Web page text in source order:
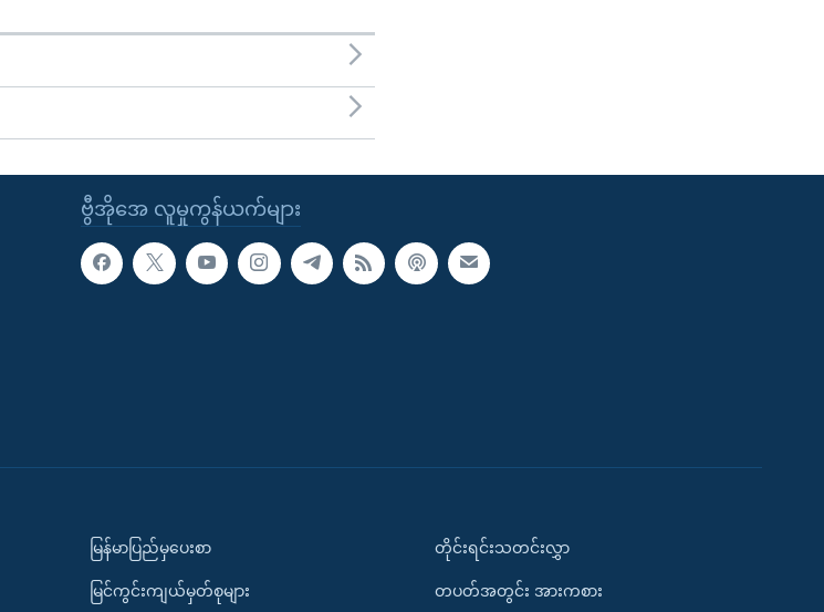
ဗွီအိုအေ လူမှုကွန်ယက်များ
မြန်မာပြည်မှပေးစာ
မြင်ကွင်းကျယ်မှတ်စုများ
တိုင်းရင်းသတင်းလွှာ
တပတ်အတွင်း အားကစား